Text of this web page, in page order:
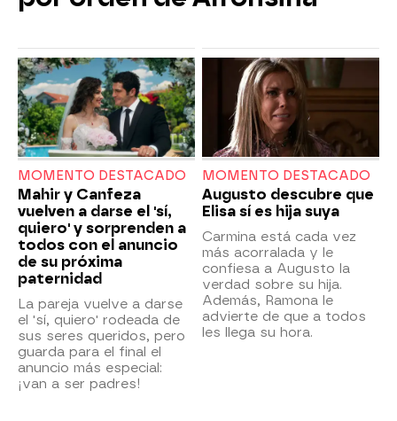
MOMENTO DESTACADO
Mahir y Canfeza
vuelven a darse el 'sí,
quiero' y sorprenden a
todos con el anuncio
de su próxima
paternidad
La pareja vuelve a darse
el 'sí, quiero' rodeada de
sus seres queridos, pero
guarda para el final el
anuncio más especial:
¡van a ser padres!
MOMENTO DESTACADO
Augusto descubre que
Elisa sí es hija suya
Carmina está cada vez
más acorralada y le
confiesa a Augusto la
verdad sobre su hija.
Además, Ramona le
advierte de que a todos
les llega su hora.